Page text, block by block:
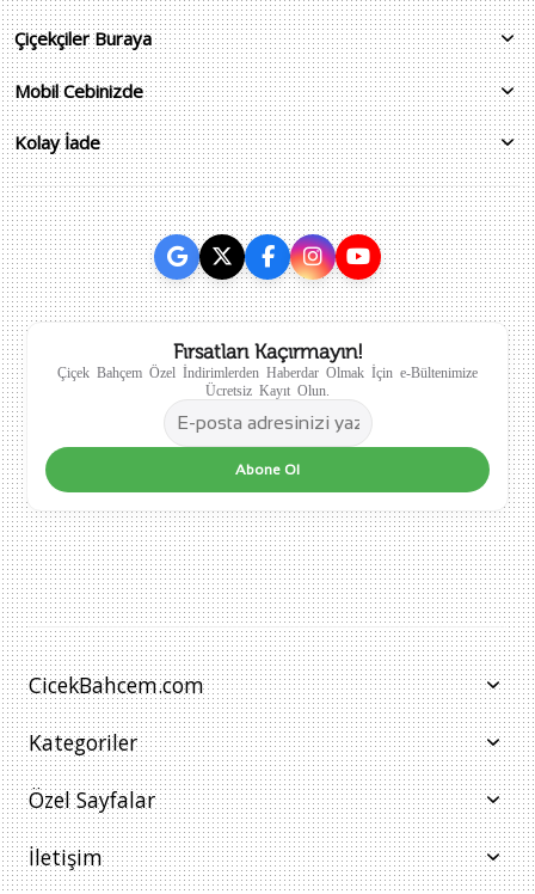
Çiçekçiler Buraya
Mobil Cebinizde
Kolay İade
Fırsatları Kaçırmayın!
Çiçek Bahçem Özel İndirimlerden Haberdar Olmak İçin e-Bültenimize
Ücretsiz Kayıt Olun.
Abone Ol
CicekBahcem.com
Kategoriler
Özel Sayfalar
İletişim